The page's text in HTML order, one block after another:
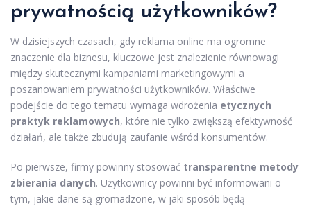
prywatnością użytkowników?
W dzisiejszych czasach, gdy reklama online ma ogromne
znaczenie dla biznesu, kluczowe jest znalezienie równowagi
między skutecznymi kampaniami marketingowymi a
poszanowaniem prywatności użytkowników. Właściwe
podejście do tego tematu wymaga wdrożenia etycznych
praktyk reklamowych, które nie tylko zwiększą efektywność
działań, ale także zbudują zaufanie wśród konsumentów.
Po pierwsze, firmy powinny stosować transparentne metody
zbierania danych. Użytkownicy powinni być informowani o
tym, jakie dane są gromadzone, w jaki sposób będą